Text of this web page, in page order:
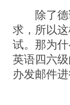
除了德语
求，所以
试。那为
英语四六
办发邮件